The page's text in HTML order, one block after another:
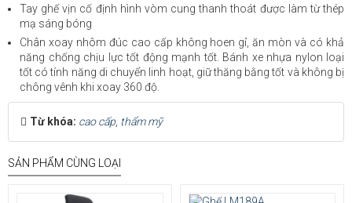
Tay ghế vịn cố định hình vòm cung thanh thoát được làm từ thép
mạ sáng bóng
Chân xoay nhôm đúc cao cấp không hoen gỉ, ăn mòn và có khả
năng chống chịu lực tốt động mạnh tốt. Bánh xe nhựa nylon loại
tốt có tính năng di chuyển linh hoạt, giữ thăng bằng tốt và không bị
chông vênh khi xoay 360 độ.
Từ khóa: cao cấp thẩm mỹ
SẢN PHẨM CÙNG LOẠI